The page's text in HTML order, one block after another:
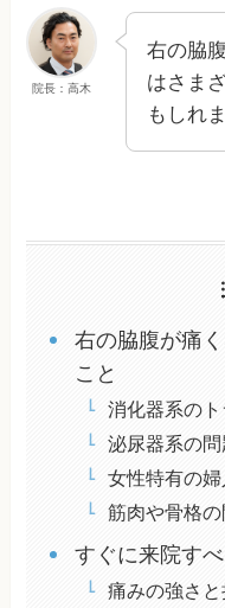
院長：高木
右の脇
はさま
もしれ
右の脇腹が痛
こと
消化器系の
泌尿器系の
女性特有の
筋肉や骨格
すぐに来院す
痛みの強さ